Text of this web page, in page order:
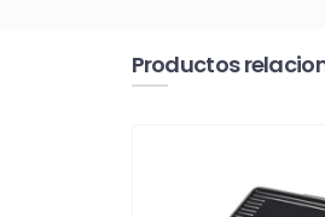
Productos